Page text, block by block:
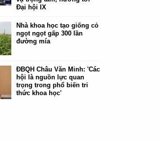
Đại hội IX
Nhà khoa học tạo giống cỏ
ngọt ngọt gấp 300 lần
đường mía
ĐBQH Châu Văn Minh: 'Các
hội là nguồn lực quan
trọng trong phổ biến tri
thức khoa học'